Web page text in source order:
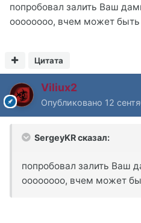
попробовал залить Ваш
оооооооо, вчем может
Цитата
Viliux2
Опубликовано 12
SergeyKR сказал:
попробовал залить Ваш
оооооооо, вчем может